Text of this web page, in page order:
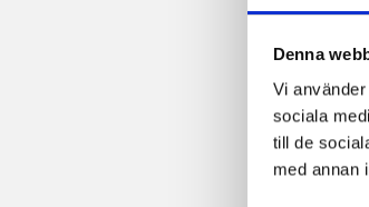
Denna
Vi
sociala
till de
med annan